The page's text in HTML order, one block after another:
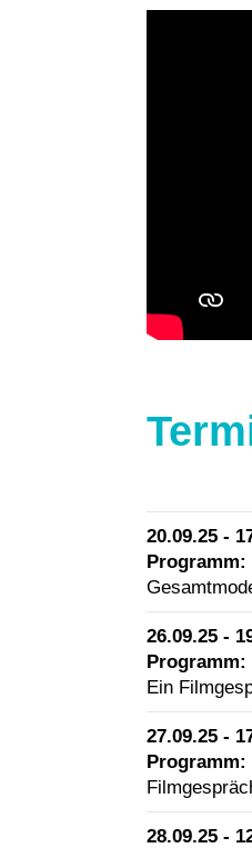
20.09.25 -
Programm:
26.09.25 -
Programm:
Ein
27.09.25 -
Programm:
28.09.25 -